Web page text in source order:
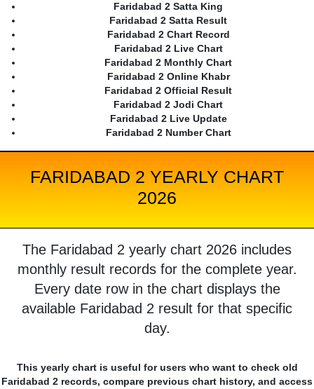
Faridabad 2 Satta King
Faridabad 2 Satta Result
Faridabad 2 Chart Record
Faridabad 2 Live Chart
Faridabad 2 Monthly Chart
Faridabad 2 Online Khabr
Faridabad 2 Official Result
Faridabad 2 Jodi Chart
Faridabad 2 Live Update
Faridabad 2 Number Chart
FARIDABAD 2 YEARLY CHART
2026
The Faridabad 2 yearly chart 2026 includes
monthly result records for the complete year.
Every date row in the chart displays the
available Faridabad 2 result for that specific
day.
This yearly chart is useful for users who want to check old
Faridabad 2 records, compare previous chart history, and access